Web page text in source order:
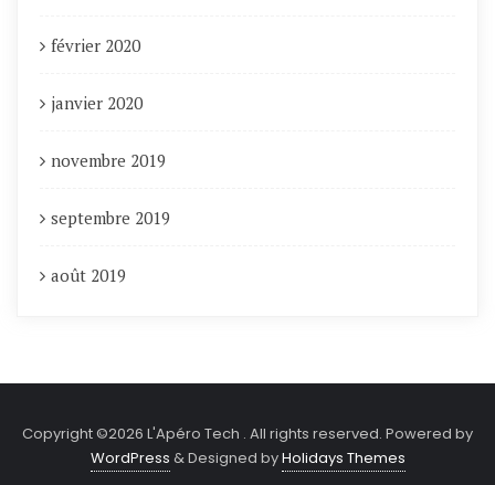
février 2020
janvier 2020
novembre 2019
septembre 2019
août 2019
Copyright ©2026 L'Apéro Tech . All rights reserved. Powered by
WordPress &Designed byHolidays Themes